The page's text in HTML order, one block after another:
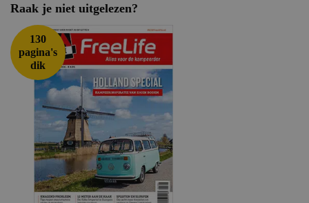
Raak je niet uitgelezen?
130
pagina's
dik